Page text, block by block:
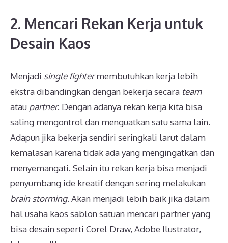
2. Mencari Rekan Kerja untuk
Desain Kaos
Menjadi single fightermembutuhkan kerja lebih
ekstra dibandingkan dengan bekerja secara team
atau partner. Dengan adanya rekan kerja kita bisa
saling mengontrol dan menguatkan satu sama lain.
Adapun jika bekerja sendiri seringkali larut dalam
kemalasan karena tidak ada yang mengingatkan dan
menyemangati. Selain itu rekan kerja bisa menjadi
penyumbang ide kreatif dengan sering melakukan
brain storming. Akan menjadi lebih baik jika dalam
hal usaha kaos sablon satuan mencari partner yang
bisa desain seperti Corel Draw, Adobe Ilustrator,